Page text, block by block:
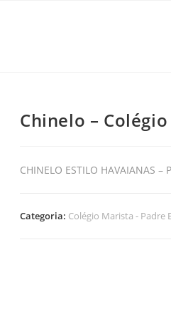
Chinelo –
CHINELO ESTILO HAVAIANAS –
Categoria: Colégio Marista - Padre